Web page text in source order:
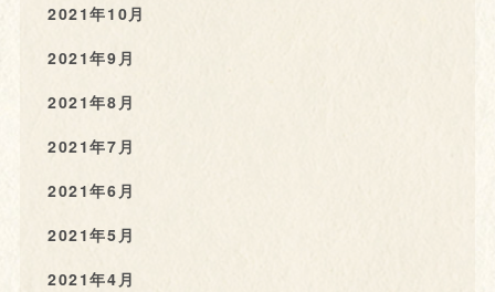
2021年10月
2021年9月
2021年8月
2021年7月
2021年6月
2021年5月
2021年4月